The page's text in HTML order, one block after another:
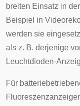
breiten Einsatz in
Beispiel in
werden sie
als z. B. derjenige
Leuchtdioden-
Für